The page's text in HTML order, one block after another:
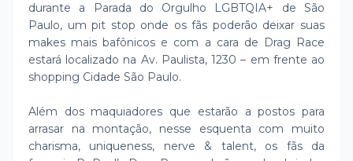
durante a Parada do Orgulho LGBTQIA+ de São
Paulo, um pit stop onde os fãs poderão deixar suas
makes mais bafônicos e com a cara de Drag Race
estará localizado na Av. Paulista, 1230 – em frente ao
shopping Cidade São Paulo.
Além dos maquiadores que estarão a postos para
arrasar na montação, nesse esquenta com muito
charisma, uniqueness, nerve & talent, os fãs da